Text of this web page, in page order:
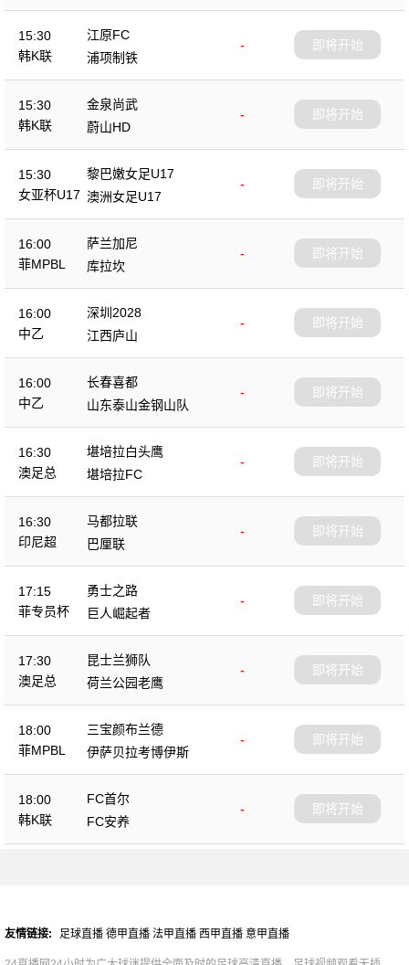
15:30
韩K联
江原FC
-
浦项制铁
即将开始
15:30
韩K联
金泉尚武
-
蔚山HD
即将开始
15:30
女亚杯U17
黎巴嫩女足U17
-
澳洲女足U17
即将开始
16:00
菲MPBL
萨兰加尼
-
库拉坎
即将开始
16:00
中乙
深圳2028
-
江西庐山
即将开始
16:00
中乙
长春喜都
-
山东泰山金钢山队
即将开始
16:30
澳足总
堪培拉白头鹰
-
堪培拉FC
即将开始
16:30
印尼超
马都拉联
-
巴厘联
即将开始
17:15
菲专员杯
勇士之路
-
巨人崛起者
即将开始
17:30
澳足总
昆士兰狮队
-
荷兰公园老鹰
即将开始
18:00
菲MPBL
三宝颜布兰德
-
伊萨贝拉考博伊斯
即将开始
18:00
韩K联
FC首尔
-
FC安养
即将开始
友情链接: 足球直播 德甲直播 法甲直播 西甲直播 意甲直播